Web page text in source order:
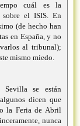
cuál es la
el ISIS. En
(de hecho han
en España, y no
al tribunal);
mismo miedo.
Sevilla se están
dicen que
o la Feria de Abril
nunca